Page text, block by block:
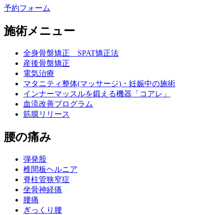
予約フォーム
施術メニュー
全身骨盤矯正 SPAT矯正法
産後骨盤矯正
電気治療
マタニティ整体(マッサージ)・妊娠中の施術
インナーマッスルを鍛える機器「コアレ」
血流改善プログラム
筋膜リリース
腰の痛み
弾発股
椎間板ヘルニア
脊柱管狭窄症
坐骨神経痛
腰痛
ぎっくり腰